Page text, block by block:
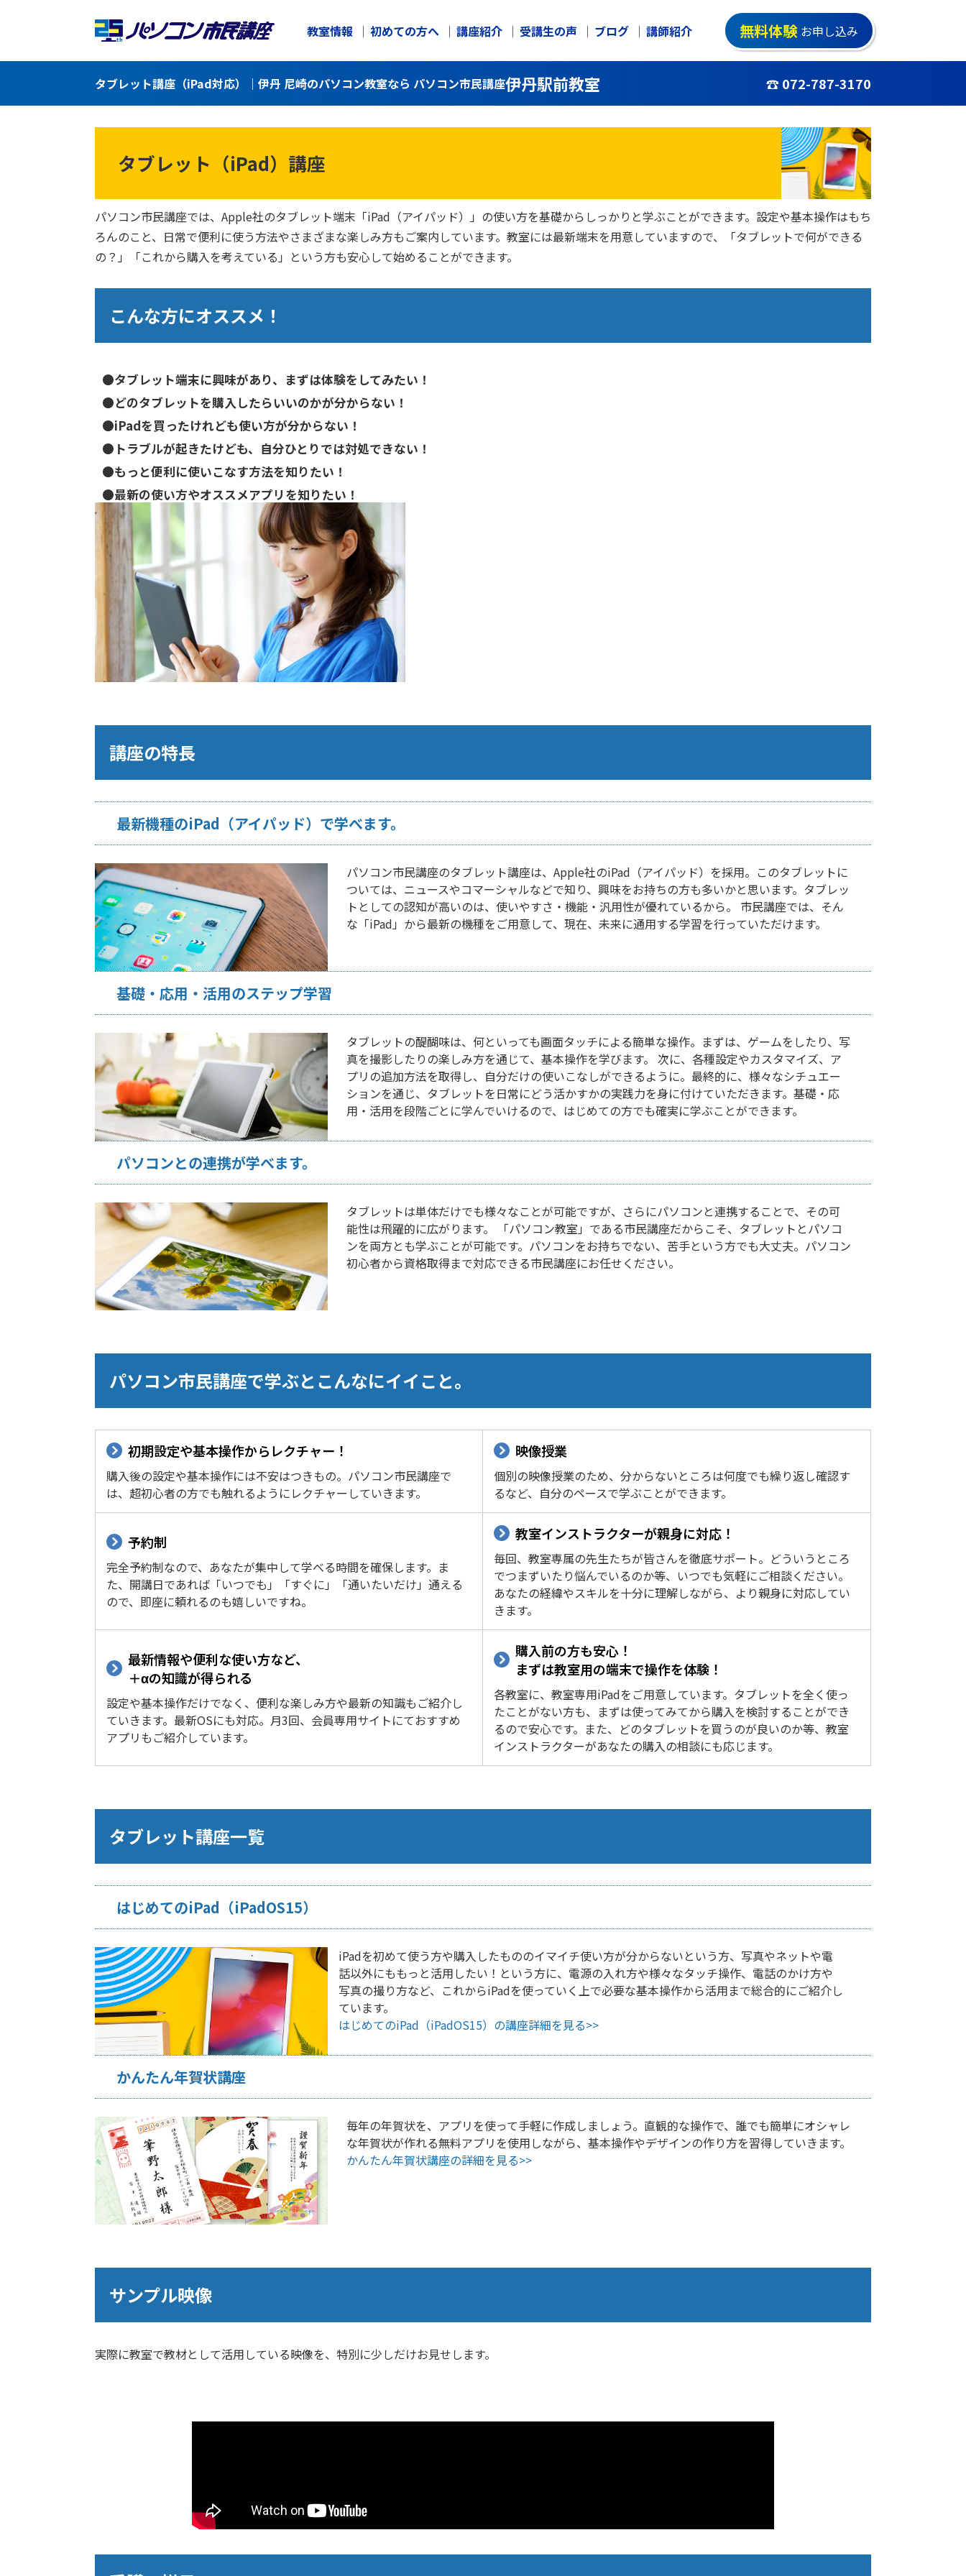
教室情報 初めての方へ 講座紹介 受講生の声 ブログ 講師紹介 無料体験 お申し込み
タブレット講座（iPad対応）｜伊丹 尼崎のパソコン教室なら パソコン市民講座伊丹駅前教室 ☎ 072-787-3170
タブレット（iPad）講座
パソコン市民講座では、Apple社のタブレット端末「iPad（アイパッド）」の使い方を基礎からしっかりと学ぶことができます。設定や基本操作はもち
ろんのこと、日常で便利に使う方法やさまざまな楽しみ方もご案内しています。教室には最新端末を用意していますので、「タブレットで何ができる
の？」「これから購入を考えている」という方も安心して始めることができます。
こんな方にオススメ！
●タブレット端末に興味があり、まずは体験をしてみたい！
●どのタブレットを購入したらいいのかが分からない！
●iPadを買ったけれども使い方が分からない！
●トラブルが起きたけども、自分ひとりでは対処できない！
●もっと便利に使いこなす方法を知りたい！
●最新の使い方やオススメアプリを知りたい！
講座の特長
最新機種のiPad（アイパッド）で学べます。
パソコン市民講座のタブレット講座は、Apple社のiPad（アイパッド）を採用。このタブレットに
ついては、ニュースやコマーシャルなどで知り、興味をお持ちの方も多いかと思います。タブレッ
トとしての認知が高いのは、使いやすさ・機能・汎用性が優れているから。 市民講座では、そん
な「iPad」から最新の機種をご用意して、現在、未来に通用する学習を行っていただけます。
基礎・応用・活用のステップ学習
タブレットの醍醐味は、何といっても画面タッチによる簡単な操作。まずは、ゲームをしたり、写
真を撮影したりの楽しみ方を通じて、基本操作を学びます。 次に、各種設定やカスタマイズ、ア
プリの追加方法を取得し、自分だけの使いこなしができるように。最終的に、様々なシチュエー
ションを通じ、タブレットを日常にどう活かすかの実践力を身に付けていただきます。基礎・応
用・活用を段階ごとに学んでいけるので、はじめての方でも確実に学ぶことができます。
パソコンとの連携が学べます。
タブレットは単体だけでも様々なことが可能ですが、さらにパソコンと連携することで、その可
能性は飛躍的に広がります。 「パソコン教室」である市民講座だからこそ、タブレットとパソコ
ンを両方とも学ぶことが可能です。パソコンをお持ちでない、苦手という方でも大丈夫。パソコン
初心者から資格取得まで対応できる市民講座にお任せください。
パソコン市民講座で学ぶとこんなにイイこと。
初期設定や基本操作からレクチャー！
購入後の設定や基本操作には不安はつきもの。パソコン市民講座で
は、超初心者の方でも触れるようにレクチャーしていきます。
映像授業
個別の映像授業のため、分からないところは何度でも繰り返し確認す
るなど、自分のペースで学ぶことができます。
予約制
完全予約制なので、あなたが集中して学べる時間を確保します。ま
た、開講日であれば「いつでも」「すぐに」「通いたいだけ」通える
ので、即座に頼れるのも嬉しいですね。
教室インストラクターが親身に対応！
毎回、教室専属の先生たちが皆さんを徹底サポート。どういうところ
でつまずいたり悩んでいるのか等、いつでも気軽にご相談ください。
あなたの経緯やスキルを十分に理解しながら、より親身に対応してい
きます。
最新情報や便利な使い方など、
＋αの知識が得られる
設定や基本操作だけでなく、便利な楽しみ方や最新の知識もご紹介し
ていきます。最新OSにも対応。月3回、会員専用サイトにておすすめ
アプリもご紹介しています。
購入前の方も安心！
まずは教室用の端末で操作を体験！
各教室に、教室専用iPadをご用意しています。タブレットを全く使っ
たことがない方も、まずは使ってみてから購入を検討することができ
るので安心です。また、どのタブレットを買うのが良いのか等、教室
インストラクターがあなたの購入の相談にも応じます。
タブレット講座一覧
はじめてのiPad（iPadOS15）
iPadを初めて使う方や購入したもののイマイチ使い方が分からないという方、写真やネットや電
話以外にももっと活用したい！という方に、電源の入れ方や様々なタッチ操作、電話のかけ方や
写真の撮り方など、これからiPadを使っていく上で必要な基本操作から活用まで総合的にご紹介し
ています。
はじめてのiPad（iPadOS15）の講座詳細を見る>>
かんたん年賀状講座
毎年の年賀状を、アプリを使って手軽に作成しましょう。直観的な操作で、誰でも簡単にオシャレ
な年賀状が作れる無料アプリを使用しながら、基本操作やデザインの作り方を習得していきます。
かんたん年賀状講座の詳細を見る>>
サンプル映像
実際に教室で教材として活用している映像を、特別に少しだけお見せします。